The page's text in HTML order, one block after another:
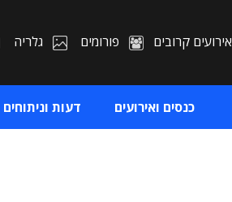
אירועים קרובים פורומים גלריה
כנסים ואירועים דעות וניתוחים